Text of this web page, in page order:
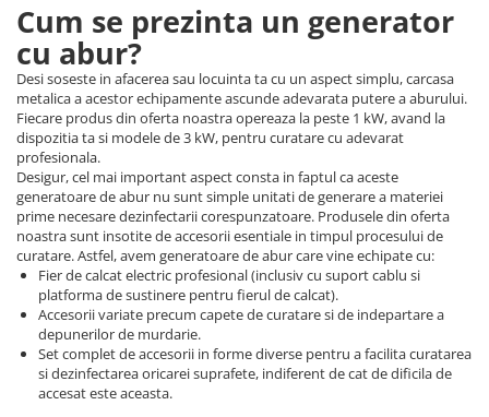
Cum se prezinta un generator
cu abur?
Desi soseste in afacerea sau locuinta ta cu un aspect simplu, carcasa
metalica a acestor echipamente ascunde adevarata putere a aburului.
Fiecare produs din oferta noastra opereaza la peste 1 kW, avand la
dispozitia ta si modele de 3 kW, pentru curatare cu adevarat
profesionala.
Desigur, cel mai important aspect consta in faptul ca aceste
generatoare de abur nu sunt simple unitati de generare a materiei
prime necesare dezinfectarii corespunzatoare. Produsele din oferta
noastra sunt insotite de accesorii esentiale in timpul procesului de
curatare. Astfel, avem generatoare de abur care vine echipate cu:
Fier de calcat electric profesional (inclusiv cu suport cablu si
platforma de sustinere pentru fierul de calcat).
Accesorii variate precum capete de curatare si de indepartare a
depunerilor de murdarie.
Set complet de accesorii in forme diverse pentru a facilita curatarea
si dezinfectarea oricarei suprafete, indiferent de cat de dificila de
accesat este aceasta.